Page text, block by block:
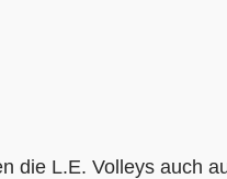
die L.E. Volleys auch